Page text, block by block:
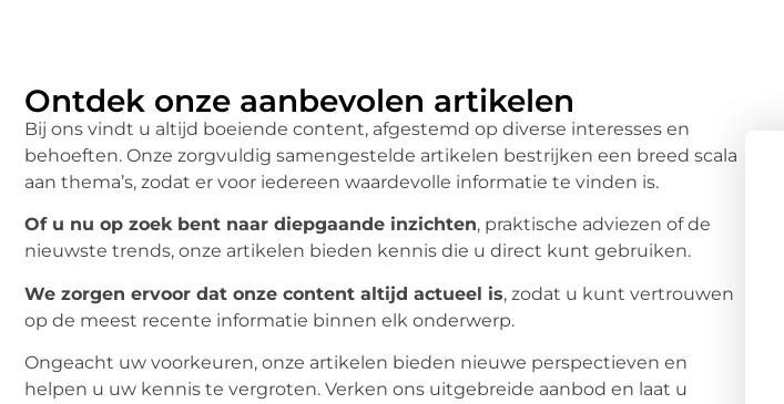
Ontdek onze aanbevolen artikelen
Bij ons vindt u altijd boeiende content, afgestemd op diverse interesses en
behoeften. Onze zorgvuldig samengestelde artikelen bestrijken een breed scala
aan thema’s, zodat er voor iedereen waardevolle informatie te vinden is.
Of u nu op zoek bent naar diepgaande inzichten, praktische adviezen of de
nieuwste trends, onze artikelen bieden kennis die u direct kunt gebruiken.
We zorgen ervoor dat onze content altijd actueel is, zodat u kunt vertrouwen
op de meest recente informatie binnen elk onderwerp.
Ongeacht uw voorkeuren, onze artikelen bieden nieuwe perspectieven en
helpen u uw kennis te vergroten. Verken ons uitgebreide aanbod en laat u